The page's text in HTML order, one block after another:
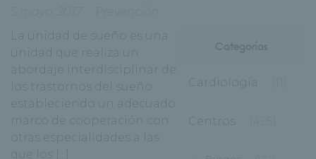
La unidad de sueño es una
unidad que realiza un
abordaje interdisciplinar de
los trastornos del sueño
estableciendo un adecuado
marco de cooperación con
otras especialidades a las
que los [...]
Cardiología
Centros